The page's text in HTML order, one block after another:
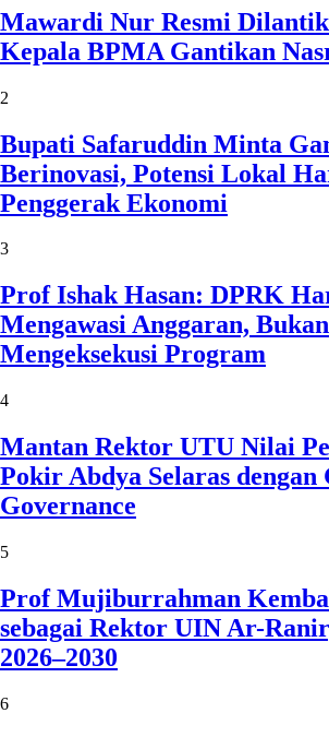
Mawardi Nur Resmi Dilantik
Kepala BPMA Gantikan
2
Bupati Safaruddin Minta
Berinovasi, Potensi Lokal
Penggerak Ekonomi
3
Prof Ishak Hasan: DPRK
Mengawasi Anggaran, Bukan
Mengeksekusi Program
4
Mantan Rektor UTU Nilai
Pokir Abdya Selaras dengan
Governance
5
Prof Mujiburrahman
sebagai Rektor UIN Ar-
2026–2030
6